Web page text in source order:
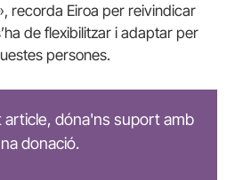
recorda Eiroa per reivindicar
de flexibilitzar i adaptar per
persones.
article, dóna'ns suport amb
donació.